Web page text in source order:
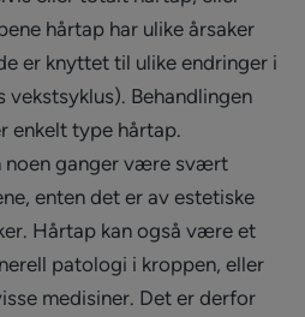
hårtap har ulike årsaker
er knyttet til ulike endringer i
vekstsyklus). Behandlingen
enkelt type hårtap.
noen ganger være svært
enten det er av estetiske
Hårtap kan også være et
patologi i kroppen, eller
medisiner. Det er derfor